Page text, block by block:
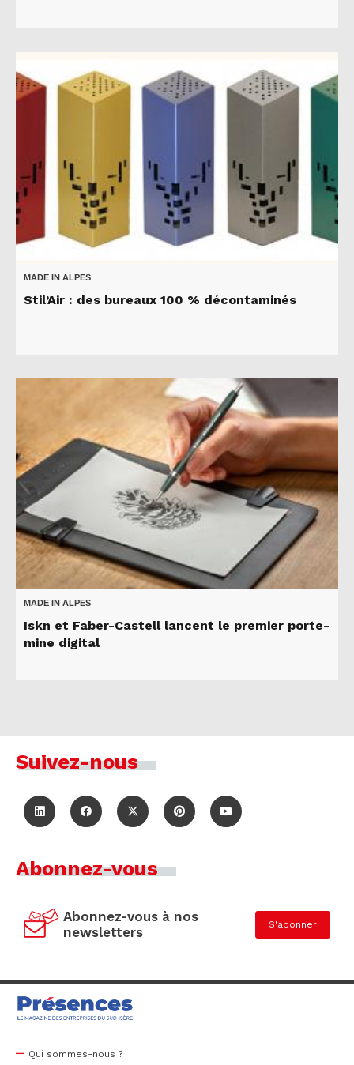
MADE IN ALPES
Stil’Air : des bureaux 100 % décontaminés
MADE IN ALPES
Iskn et Faber-Castell lancent le premier porte-
mine digital
Suivez-nous
Abonnez-vous
Abonnez-vous à nos
newsletters
S'abonner
Qui sommes-nous ?